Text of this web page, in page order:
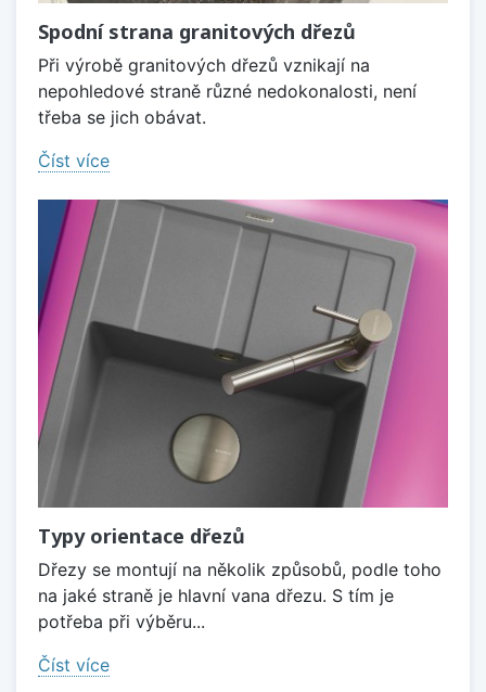
Spodní strana granitových dřezů
Při výrobě granitových dřezů vznikají na
nepohledové straně různé nedokonalosti, není
třeba se jich obávat.
Číst více
Typy orientace dřezů
Dřezy se montují na několik způsobů, podle toho
na jaké straně je hlavní vana dřezu. S tím je
potřeba při výběru...
Číst více